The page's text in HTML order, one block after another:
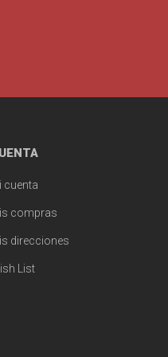
cuenta
compras
direcciones
List